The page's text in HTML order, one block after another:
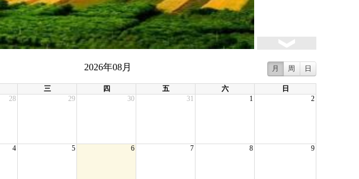
2026年08月 月 周 日
三 四 五 六
日
28 29 30 31 1 2
4 5 6 7 8 9